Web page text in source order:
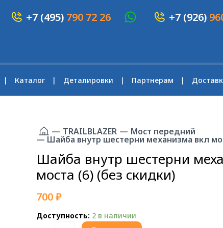
+7 (495) 790 72 26 +7 (926)
Каталог Деталировки Партнерам
— TRAILBLAZER — Мост передний
— Шайба внутр шестерни механизма вкл
Шайба внутр шестерни
моста (6) (без скидки)
700₽
Доступность: 2 в наличии